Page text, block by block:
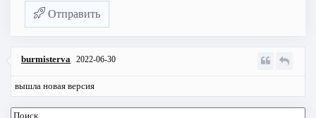
Отправить
burmisterva 2022-06-30
вышла новая версия